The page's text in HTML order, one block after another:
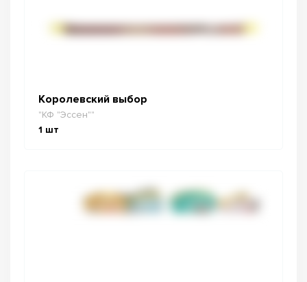
Королевский выбор
"КФ "Эссен""
1 шт